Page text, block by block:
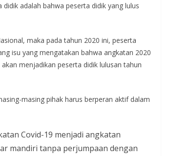
adalah bahwa peserta didik yang lulus
maka pada tahun 2020 ini, peserta
isu yang mengatakan bahwa angkatan 2020
menjadikan peserta didik lulusan tahun
masing pihak harus berperan aktif dalam
Covid-19 menjadi angkatan
mandiri tanpa perjumpaan dengan